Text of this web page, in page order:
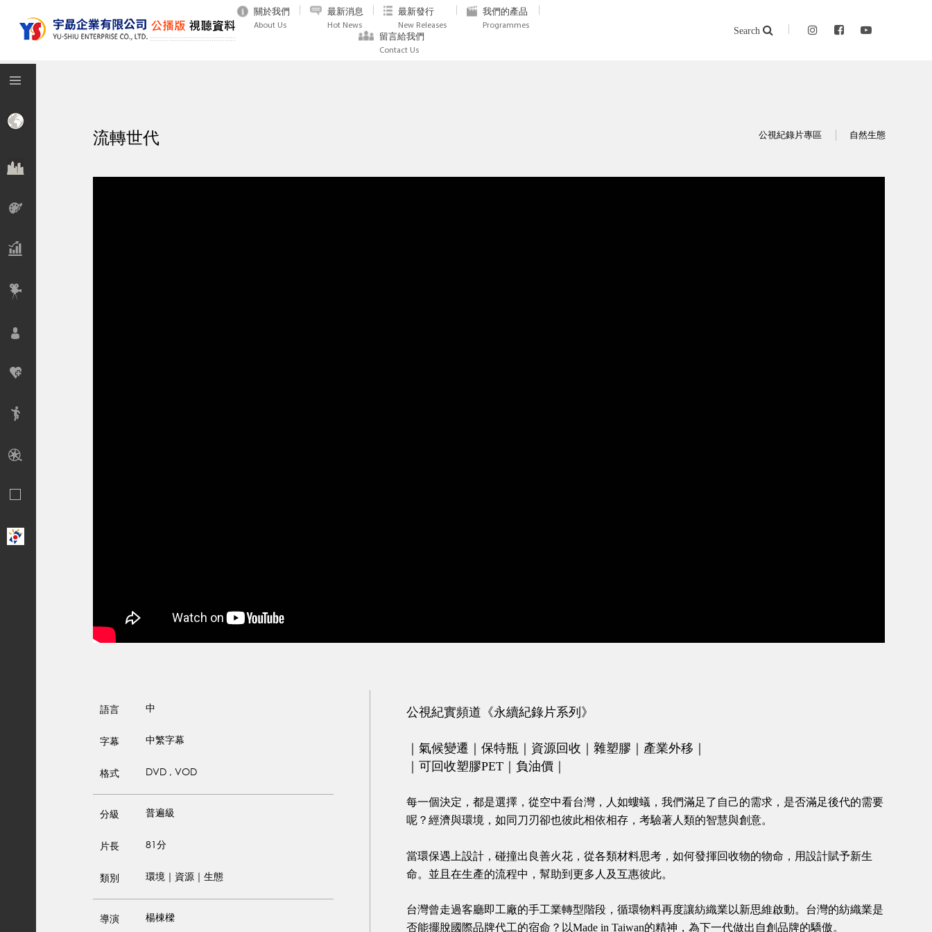
關於我們
About Us
最新消息
Hot News
最新發行
New Releases
我們的產品
Programmes
留言給我們
Contact Us
Search
流轉世代 公視紀錄片專區 自然生態
語言 中
字幕 中繁字幕
格式 DVD , VOD
分級 普遍級
片長 81分
類別 環境｜資源｜生態
導演 楊棟樑
公視紀實頻道《永續紀錄片系列》
｜氣候變遷｜保特瓶｜資源回收｜雜塑膠｜產業外移｜
｜可回收塑膠PET｜負油價｜
每一個決定，都是選擇，從空中看台灣，人如螻蟻，我們滿足了自己的需求，是否滿足後代的需要
呢？經濟與環境，如同刀刃卻也彼此相依相存，考驗著人類的智慧與創意。
當環保遇上設計，碰撞出良善火花，從各類材料思考，如何發揮回收物的物命，用設計賦予新生
命。並且在生產的流程中，幫助到更多人及互惠彼此。
台灣曾走過客廳即工廠的手工業轉型階段，循環物料再度讓紡織業以新思維啟動。台灣的紡織業是
否能擺脫國際品牌代工的宿命？以Made in Taiwan的精神，為下一代做出自創品牌的驕傲。